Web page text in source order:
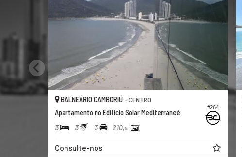
#264
BALNEÁRIO CAMBORIÚ -CENTRO
Apartamento no Edifício Solar Mediterraneé
3 3 3 210,00
Consulte-nos